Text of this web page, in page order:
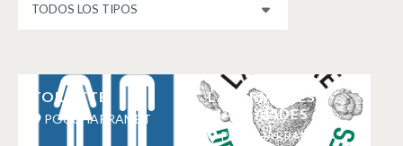
TOILETTE
POUCHARRAMET
LA FERME DES
MARGALIDES
POUCHARRAMET